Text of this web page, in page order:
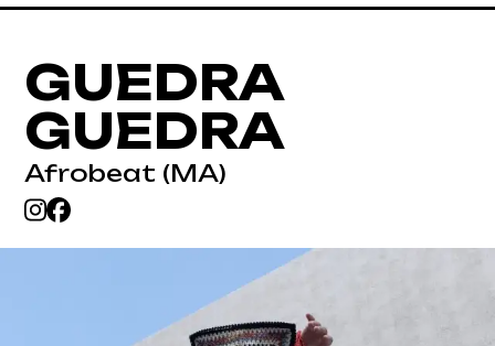
GUEDRA
GUEDRA
Afrobeat (MA)